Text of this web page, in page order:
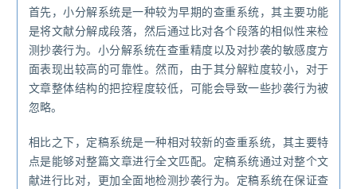
首先，小分解系统是一种较为早期的查重系统，其主要功能
是将文献分解成段落，然后通过比对各个段落的相似性来检
测抄袭行为。小分解系统在查重精度以及对抄袭的敏感度方
面表现出较高的可靠性。然而，由于其分解粒度较小，对于
文章整体结构的把控程度较低，可能会导致一些抄袭行为被
忽略。
相比之下，定稿系统是一种相对较新的查重系统，其主要特
点是能够对整篇文章进行全文匹配。定稿系统通过对整个文
献进行比对，更加全面地检测抄袭行为。定稿系统在保证查